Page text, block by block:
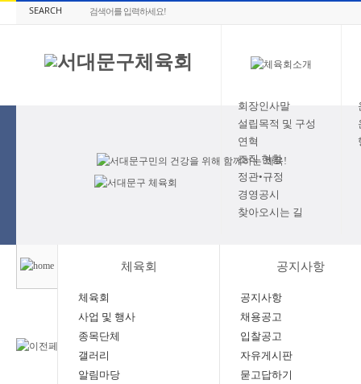
SEARCH
회장인사말
설립목적 및 구성
연혁
조직 현황
정관•규정
경영공시
찾아오시는 길
체육회
체육회
사업 및 행사
종목단체
갤러리
알림마당
공지사항
공지사항
채용공고
입찰공고
자유게시판
묻고답하기